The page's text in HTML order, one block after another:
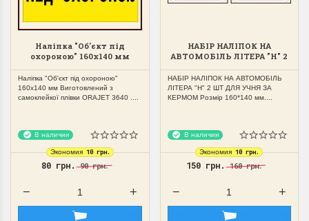
Наліпка "Об'єкт під
охороною" 160х140 мм
Наліпка "Об'єкт під охороною"
160х140 мм Виготовлений з
самоклейкої плівки ORAJET 3640 ....
В наличии
Экономия 10 грн.
80 грн.90 грн.
НАБІР НАЛІПОК НА
АВТОМОБІЛЬ ЛІТЕРА "Н" 2
НАБІР НАЛІПОК НА АВТОМОБІЛЬ
ЛІТЕРА "Н" 2 ШТ ДЛЯ УЧНЯ ЗА
КЕРМОМ Розмір 160*140 мм....
В наличии
Экономия 10 грн.
150 грн.160 грн.